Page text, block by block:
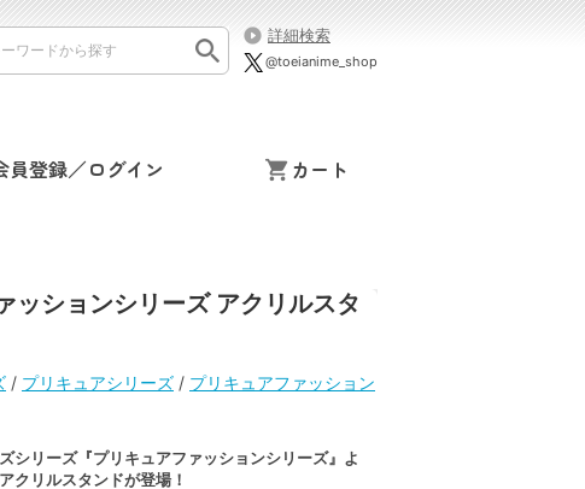
詳細検索
@toeianime_shop
員登録／ログイン カート
ッションシリーズ アクリルスタ
/ プリキュアシリーズ / プリキュアファッション
シリーズ『プリキュアファッションシリーズ』よ
クリルスタンドが登場！